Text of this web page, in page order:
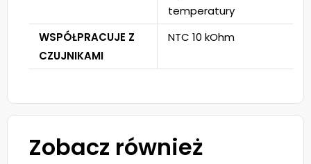
temperatury
WSPÓŁPRACUJE Z
CZUJNIKAMI
NTC 10 kOhm
Zobacz również